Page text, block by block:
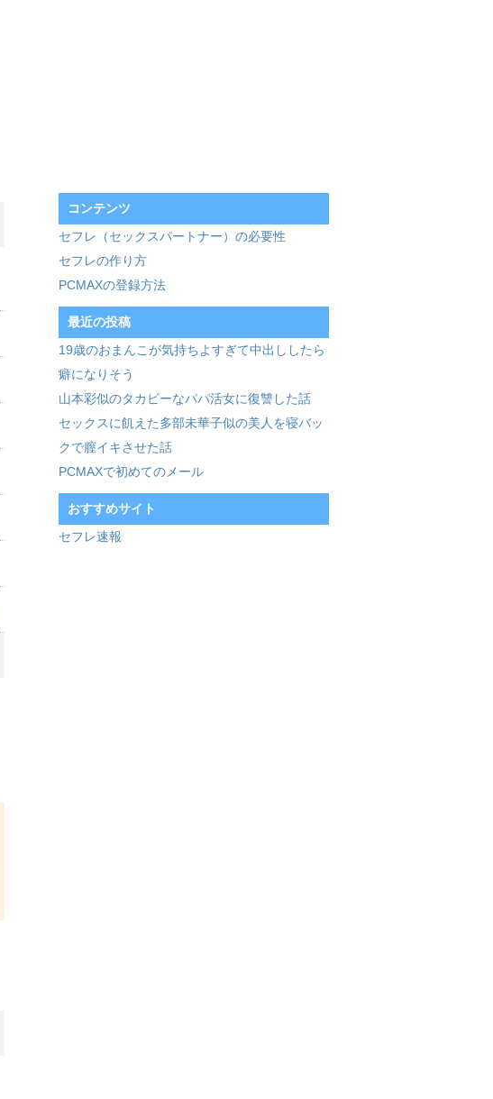
コンテンツ
セフレ（セックスパートナー）の必要性
セフレの作り方
PCMAXの登録方法
最近の投稿
19歳のおまんこが気持ちよすぎて中出ししたら
癖になりそう
山本彩似のタカビーなパパ活女に復讐した話
セックスに飢えた多部未華子似の美人を寝バッ
クで膣イキさせた話
PCMAXで初めてのメール
おすすめサイト
セフレ速報